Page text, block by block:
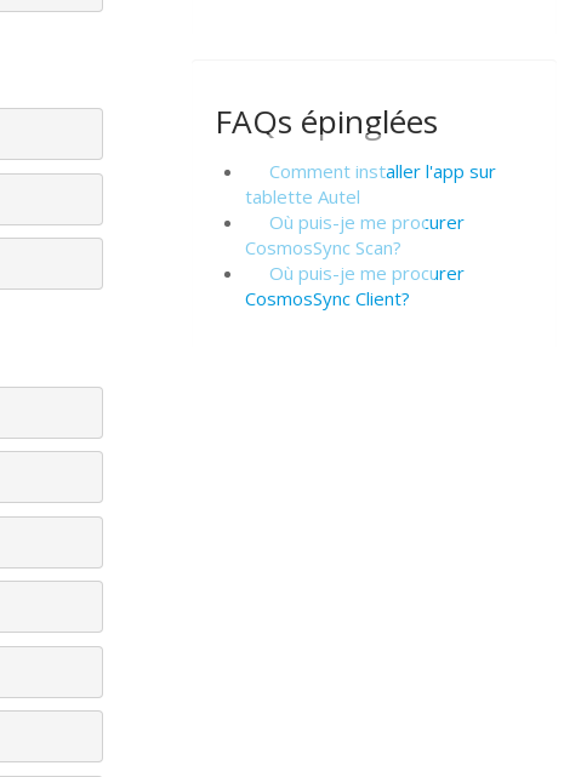
FAQs épinglées
Comment installer l'app sur
tablette Autel
Où puis-je me procurer
CosmosSync Scan?
Où puis-je me procurer
CosmosSync Client?